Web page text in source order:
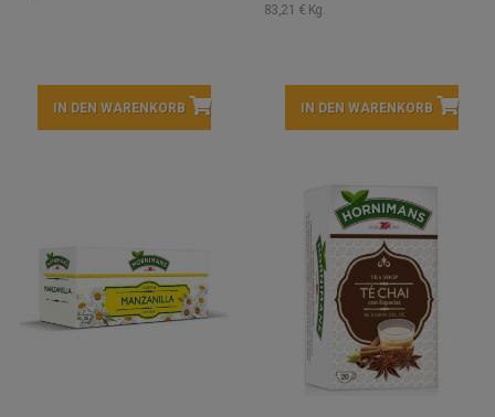
IN DEN WARENKORB
83,21 € Kg.
IN DEN WARENKORB